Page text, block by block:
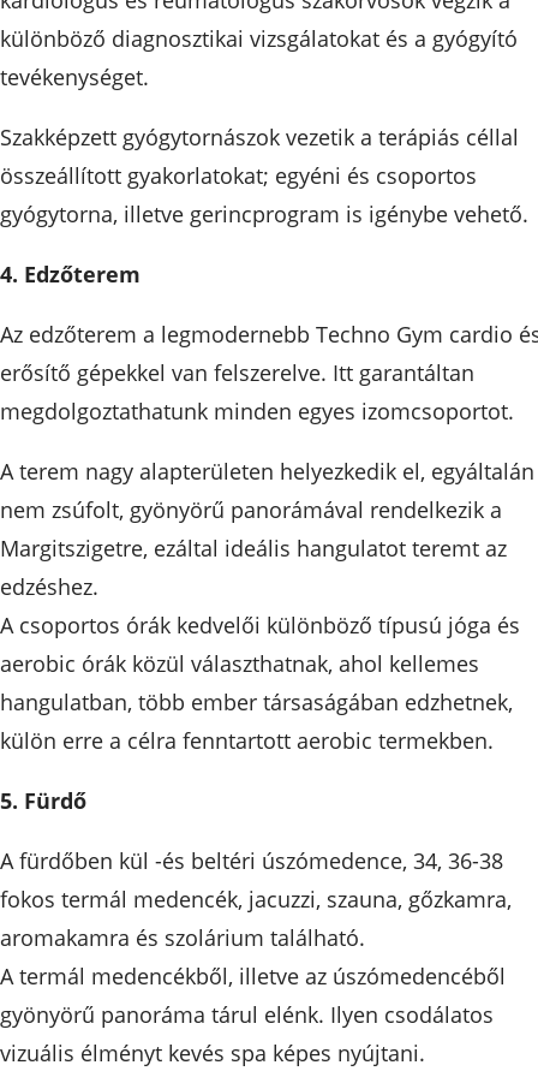
különböző diagnosztikai vizsgálatokat és a gyógyító
tevékenységet.
Szakképzett gyógytornászok vezetik a terápiás céllal
összeállított gyakorlatokat; egyéni és csoportos
gyógytorna, illetve gerincprogram is igénybe vehető.
4. Edzőterem
Az edzőterem a legmodernebb Techno Gym cardio
erősítő gépekkel van felszerelve. Itt garantáltan
megdolgoztathatunk minden egyes izomcsoportot.
A terem nagy alapterületen helyezkedik el, egyáltalán
nem zsúfolt, gyönyörű panorámával rendelkezik a
Margitszigetre, ezáltal ideális hangulatot teremt az
edzéshez.
A csoportos órák kedvelői különböző típusú jóga és
aerobic órák közül választhatnak, ahol kellemes
hangulatban, több ember társaságában edzhetnek,
külön erre a célra fenntartott aerobic termekben.
5. Fürdő
A fürdőben kül -és beltéri úszómedence, 34, 36-38
fokos termál medencék, jacuzzi, szauna, gőzkamra,
aromakamra és szolárium található.
A termál medencékből, illetve az úszómedencéből
gyönyörű panoráma tárul elénk. Ilyen csodálatos
vizuális élményt kevés spa képes nyújtani.